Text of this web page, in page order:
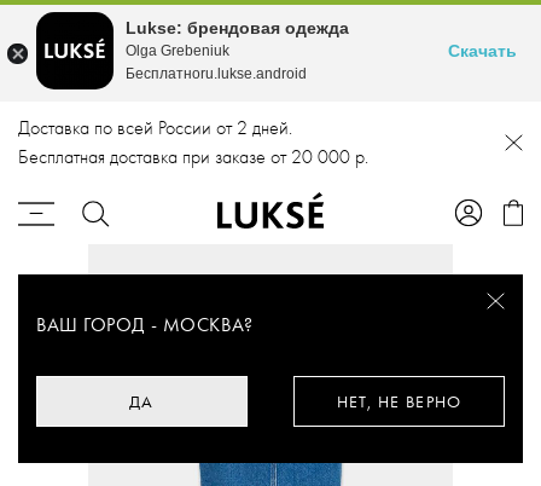
Доставка по всей России от 2 дней.
Бесплатная доставка при заказе от 20 000 р.
ВАШ ГОРОД - МОСКВА?
ДА НЕТ, НЕ ВЕРНО
Lukse: брендовая одежда
Olga Grebeniuk
Бесплатноru.lukse.android
Скачать